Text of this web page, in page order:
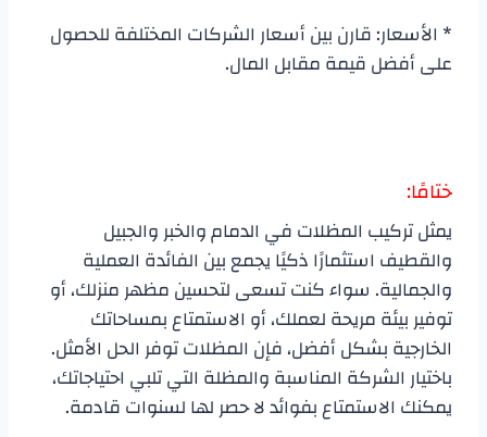
* الأسعار: قارن بين أسعار الشركات المختلفة للحصول
على أفضل قيمة مقابل المال.
ختامًا:
يمثل تركيب المظلات في الدمام والخبر والجبيل
والقطيف استثمارًا ذكيًا يجمع بين الفائدة العملية
والجمالية. سواء كنت تسعى لتحسين مظهر منزلك، أو
توفير بيئة مريحة لعملك، أو الاستمتاع بمساحاتك
الخارجية بشكل أفضل، فإن المظلات توفر الحل الأمثل.
باختيار الشركة المناسبة والمظلة التي تلبي احتياجاتك،
يمكنك الاستمتاع بفوائد لا حصر لها لسنوات قادمة.